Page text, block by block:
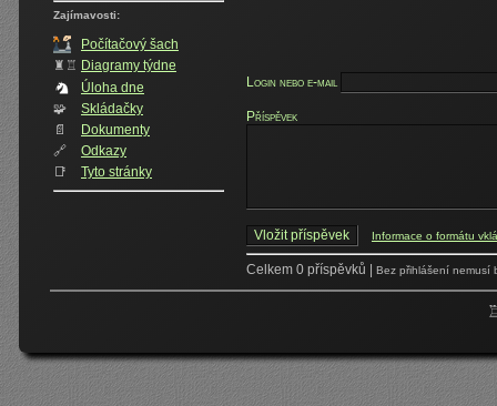
Zajímavosti:
Počítačový šach
♜♖ Diagramy týdne
Úloha dne
🧩
Skládačky
📄
Dokumenty
🔗
Odkazy
📑
Tyto stránky
Login nebo e-mail
Příspěvek
Informace o formátu
Celkem 0 příspěvků | Bez přihlášení nemusí